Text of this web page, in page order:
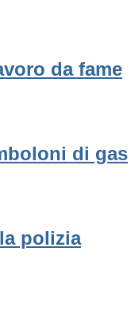
da fame
di gas
polizia